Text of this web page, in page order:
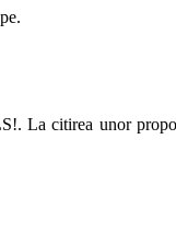
La citirea unor